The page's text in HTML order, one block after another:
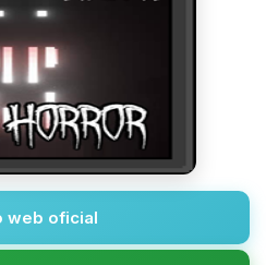
web oficial